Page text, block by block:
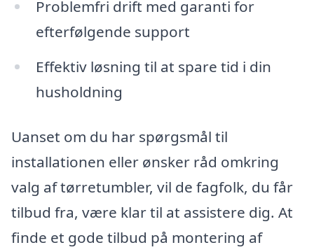
Problemfri drift med garanti for
efterfølgende support
Effektiv løsning til at spare tid i din
husholdning
Uanset om du har spørgsmål til
installationen eller ønsker råd omkring
valg af tørretumbler, vil de fagfolk, du får
tilbud fra, være klar til at assistere dig. At
finde et gode tilbud på montering af